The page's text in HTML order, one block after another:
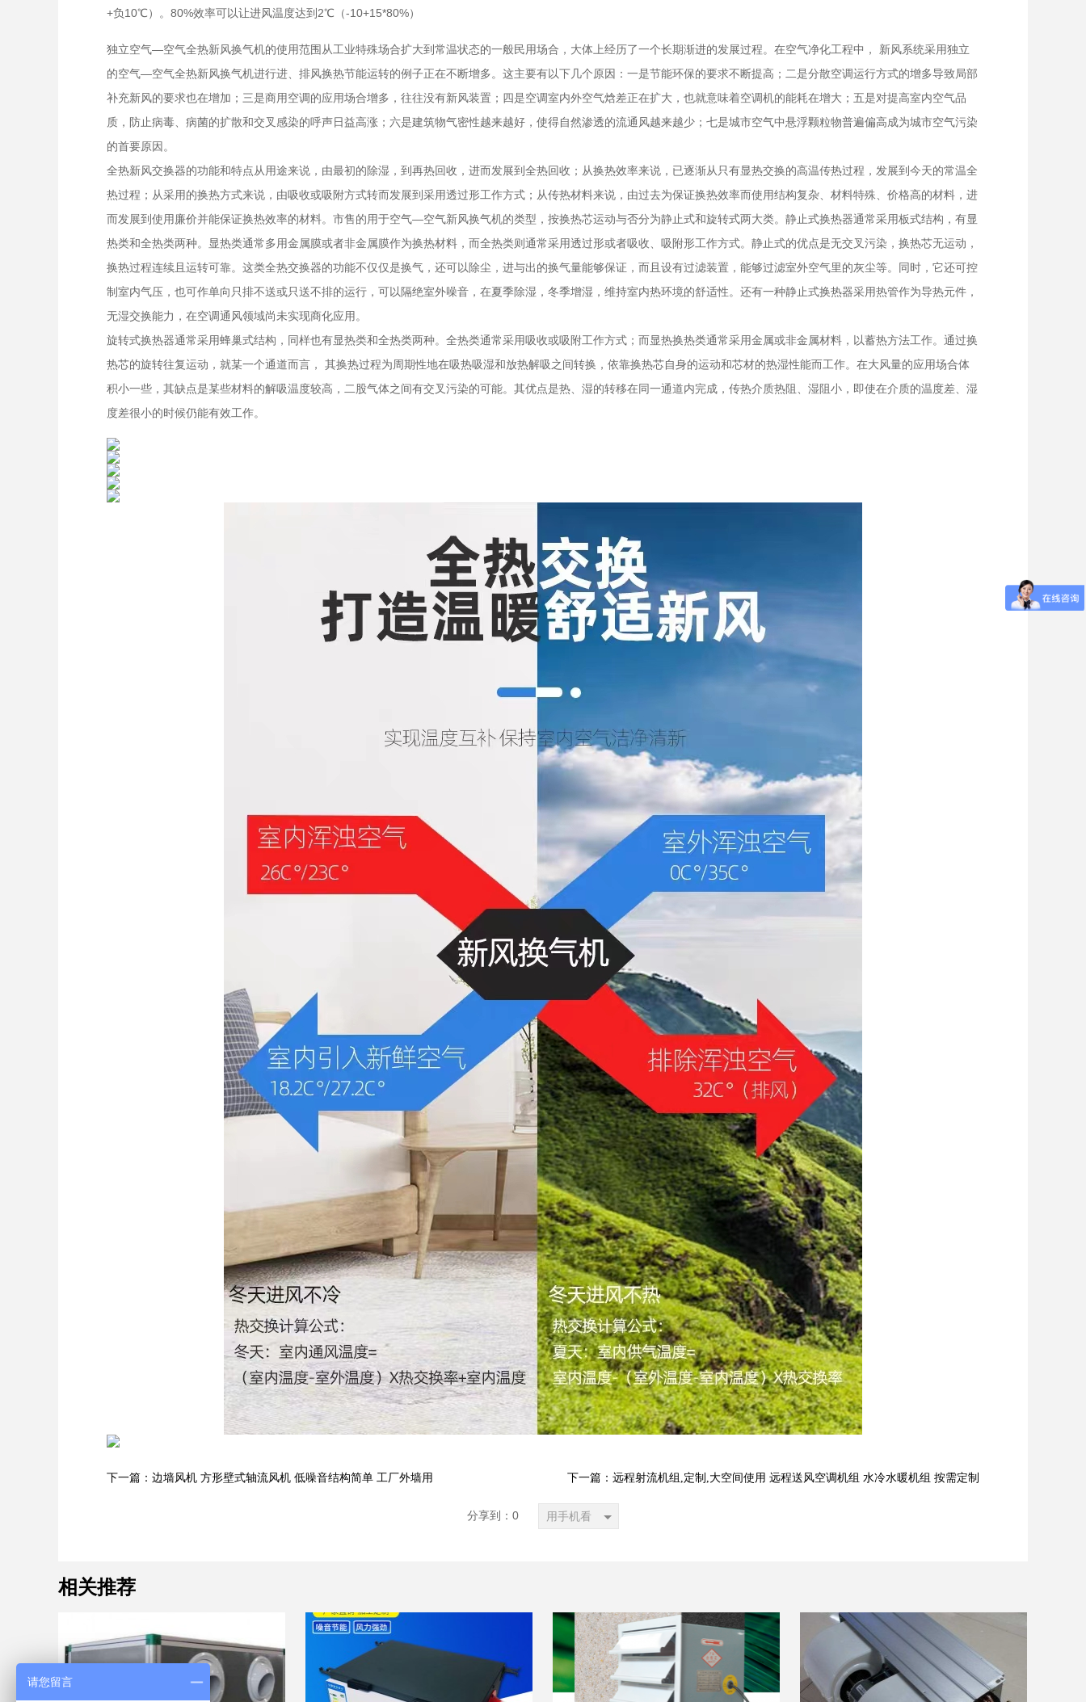
+负10℃）。80%效率可以让进风温度达到2℃（-10+15*80%）
独立空气—空气全热新风换气机的使用范围从工业特殊场合扩大到常温状态的一般民用场合，大体上经历了一个长期渐进的发展过程。在空气净化工程中， 新风系统采用独立
的空气—空气全热新风换气机进行进、排风换热节能运转的例子正在不断增多。这主要有以下几个原因：一是节能环保的要求不断提高；二是分散空调运行方式的增多导致局部
补充新风的要求也在增加；三是商用空调的应用场合增多，往往没有新风装置；四是空调室内外空气焓差正在扩大，也就意味着空调机的能耗在增大；五是对提高室内空气品
质，防止病毒、病菌的扩散和交叉感染的呼声日益高涨；六是建筑物气密性越来越好，使得自然渗透的流通风越来越少；七是城市空气中悬浮颗粒物普遍偏高成为城市空气污染
的首要原因。
全热新风交换器的功能和特点从用途来说，由最初的除湿，到再热回收，进而发展到全热回收；从换热效率来说，已逐渐从只有显热交换的高温传热过程，发展到今天的常温全
热过程；从采用的换热方式来说，由吸收或吸附方式转而发展到采用透过形工作方式；从传热材料来说，由过去为保证换热效率而使用结构复杂、材料特殊、价格高的材料，进
而发展到使用廉价并能保证换热效率的材料。市售的用于空气—空气新风换气机的类型，按换热芯运动与否分为静止式和旋转式两大类。静止式换热器通常采用板式结构，有显
热类和全热类两种。显热类通常多用金属膜或者非金属膜作为换热材料，而全热类则通常采用透过形或者吸收、吸附形工作方式。静止式的优点是无交叉污染，换热芯无运动，
换热过程连续且运转可靠。这类全热交换器的功能不仅仅是换气，还可以除尘，进与出的换气量能够保证，而且设有过滤装置，能够过滤室外空气里的灰尘等。同时，它还可控
制室内气压，也可作单向只排不送或只送不排的运行，可以隔绝室外噪音，在夏季除湿，冬季增湿，维持室内热环境的舒适性。还有一种静止式换热器采用热管作为导热元件，
无湿交换能力，在空调通风领域尚未实现商化应用。
旋转式换热器通常采用蜂巢式结构，同样也有显热类和全热类两种。全热类通常采用吸收或吸附工作方式；而显热换热类通常采用金属或非金属材料，以蓄热方法工作。通过换
热芯的旋转往复运动，就某一个通道而言， 其换热过程为周期性地在吸热吸湿和放热解吸之间转换，依靠换热芯自身的运动和芯材的热湿性能而工作。在大风量的应用场合体
积小一些，其缺点是某些材料的解吸温度较高，二股气体之间有交叉污染的可能。其优点是热、湿的转移在同一通道内完成，传热介质热阻、湿阻小，即使在介质的温度差、湿
度差很小的时候仍能有效工作。
下一篇：边墙风机 方形壁式轴流风机 低噪音结构简单 工厂外墙用 下一篇：远程射流机组,定制,大空间使用 远程送风空调机组 水冷水暖机组 按需定制
分享到： 0 用手机看
相关推荐
请您留言